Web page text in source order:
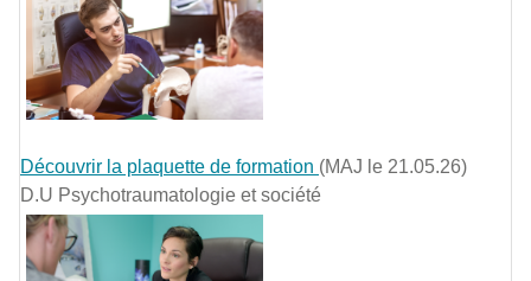
Découvrir la plaquette de formation (MAJ le 21.05.26)
D.U Psychotraumatologie et société